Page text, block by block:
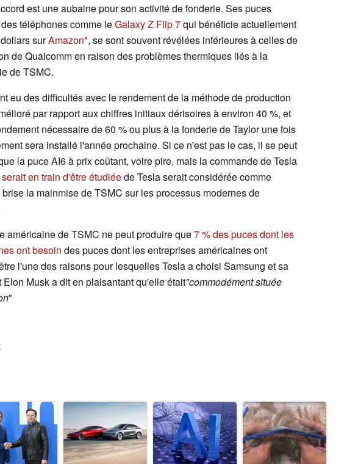
est une aubaine pour son activité de fonderie. Ses puces
téléphones comme leGalaxy Z Flip 7qui bénéficie actuellement
surAmazon , se sont souvent révélées inférieures à celles de
de Qualcomm en raison des problèmes thermiques liés à la
de TSMC.
eu des difficultés avec le rendement de la méthode de production
par rapport aux chiffres initiaux dérisoires à environ 40 %, et
nécessaire de 60 % ou plus à la fonderie de Taylor une fois
sera installé l'année prochaine. Si ce n'est pas le cas, il se peut
la puce AI6 à prix coûtant, voire pire, mais la commande de Tesla
en train d'être étudiéede Tesla serait considérée comme
la mainmise de TSMC sur les processus modernes de
américaine de TSMC ne peut produire que7 % des puces dont les
ont besoin des puces dont les entreprises américaines ont
l'une des raisons pour lesquelles Tesla a choisi Samsung et sa
Musk a dit en plaisantant qu'elle était"commodément située
"